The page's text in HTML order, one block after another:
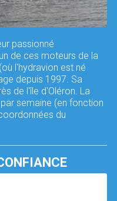
passionné
de ces moteurs de la
l'hydravion est né
depuis 1997. Sa
de l'île d'Oléron. La
semaine (en fonction
du